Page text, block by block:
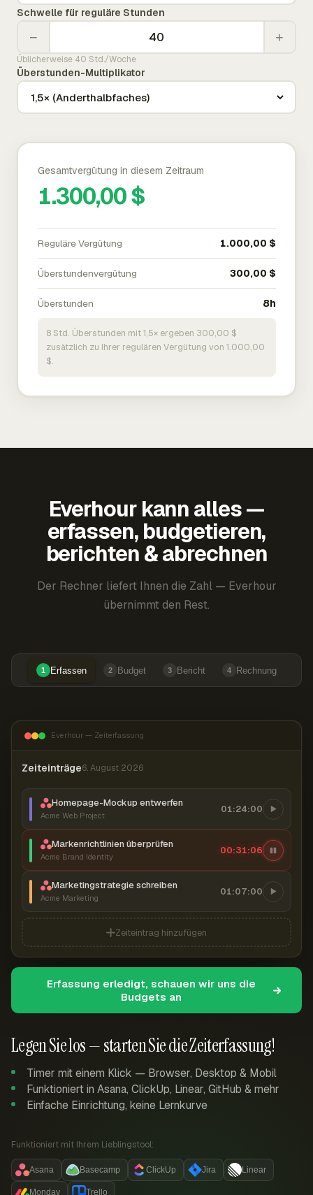
Schwelle für reguläre Stunden
− +
Üblicherweise 40 Std./Woche
Überstunden-Multiplikator
Gesamtvergütung in diesem Zeitraum
1.300,00 $
Reguläre Vergütung 1.000,00 $
Überstundenvergütung 300,00 $
Überstunden 8h
8 Std. Überstunden mit 1,5× ergeben 300,00 $
zusätzlich zu Ihrer regulären Vergütung von 1.000,00
$.
Everhour kann alles —
erfassen, budgetieren,
berichten & abrechnen
Der Rechner liefert Ihnen die Zahl — Everhour
übernimmt den Rest.
1 Erfassen 2 Budget 3 Bericht 4 Rechnung
Legen Sie los — starten Sie die Zeiterfassung!
Timer mit einem Klick — Browser, Desktop & Mobil
Funktioniert in Asana, ClickUp, Linear, GitHub & mehr
Einfache Einrichtung, keine Lernkurve
Funktioniert mit Ihrem Lieblingstool:
Asana Basecamp ClickUp Jira Linear
Monday Trello
Everhour — Zeiterfassung
Zeiteinträge6. August 2026
Homepage-Mockup entwerfen
Acme Web Project
01:24:00
Markenrichtlinien überprüfen
Acme Brand Identity
00:31:06
Marketingstrategie schreiben
Acme Marketing
01:07:00
Zeiteintrag hinzufügen
Erfassung erledigt, schauen wir uns die
Budgets an